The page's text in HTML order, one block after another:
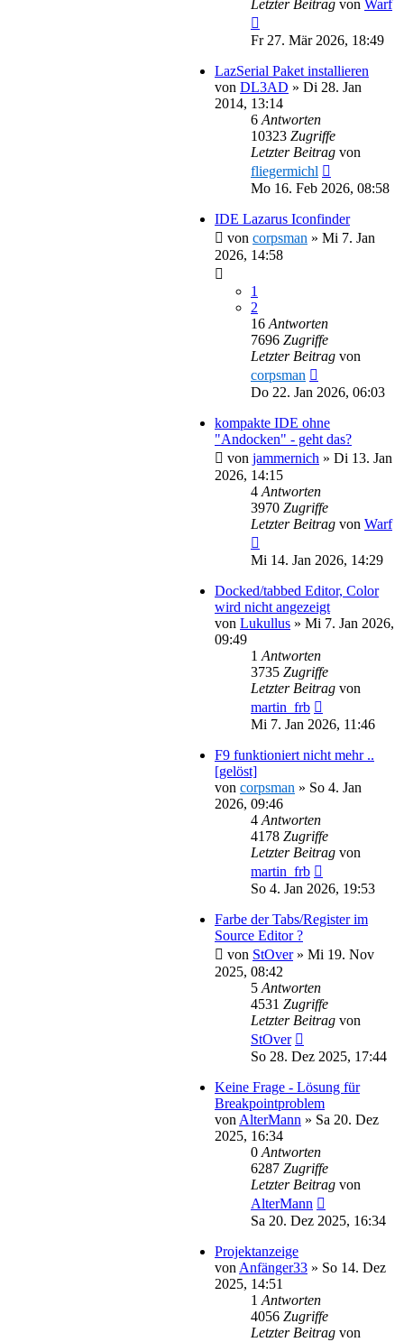
Letzter Beitrag von Warf
Fr 27. Mär 2026, 18:49
LazSerial Paket installieren
von DL3AD » Di 28. Jan
2014, 13:14
6 Antworten
10323 Zugriffe
Letzter Beitrag von
fliegermichl
Mo 16. Feb 2026, 08:58
IDE Lazarus Iconfinder
von corpsman » Mi 7. Jan
2026, 14:58
1
2
16 Antworten
7696 Zugriffe
Letzter Beitrag von
corpsman
Do 22. Jan 2026, 06:03
kompakte IDE ohne
"Andocken" - geht das?
von jammernich » Di 13. Jan
2026, 14:15
4 Antworten
3970 Zugriffe
Letzter Beitrag von Warf
Mi 14. Jan 2026, 14:29
Docked/tabbed Editor, Color
wird nicht angezeigt
von Lukullus » Mi 7. Jan 2026,
09:49
1 Antworten
3735 Zugriffe
Letzter Beitrag von
martin_frb
Mi 7. Jan 2026, 11:46
F9 funktioniert nicht mehr ..
[gelöst]
von corpsman » So 4. Jan
2026, 09:46
4 Antworten
4178 Zugriffe
Letzter Beitrag von
martin_frb
So 4. Jan 2026, 19:53
Farbe der Tabs/Register im
Source Editor ?
von StOver» Mi 19. Nov
2025, 08:42
5 Antworten
4531 Zugriffe
Letzter Beitrag von
StOver
So 28. Dez 2025, 17:44
Keine Frage - Lösung für
Breakpointproblem
von AlterMann » Sa 20. Dez
2025, 16:34
0 Antworten
6287 Zugriffe
Letzter Beitrag von
AlterMann
Sa 20. Dez 2025, 16:34
Projektanzeige
von Anfänger33 » So 14. Dez
2025, 14:51
1 Antworten
4056 Zugriffe
Letzter Beitrag von